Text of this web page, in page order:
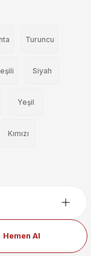
Turuncu
Siyah
Yeşil
Kımızı
Hemen Al